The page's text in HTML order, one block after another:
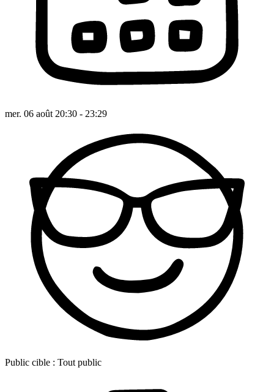
mer. 06 août 20:30 - 23:29
Public cible : Tout public